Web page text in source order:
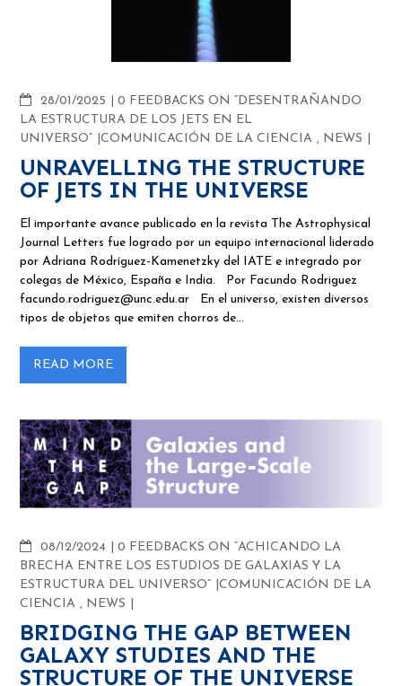
28/01/2025 COMMENTS
0 FEEDBACKS ON “DESENTRAÑANDO
LA ESTRUCTURA DE LOS JETS EN EL
UNIVERSO”
COMUNICACIÓN DE LA CIENCIA , NEWS
UNRAVELLING THE STRUCTURE
OF JETS IN THE UNIVERSE
El importante avance publicado en la revista The Astrophysical
Journal Letters fue logrado por un equipo internacional liderado
por Adriana Rodríguez-Kamenetzky del IATE e integrado por
colegas de México, España e India. Por Facundo Rodriguez
facundo.rodriguez@unc.edu.ar En el universo, existen diversos
tipos de objetos que emiten chorros de…
READ MORE
08/12/2024 COMMENTS
0 FEEDBACKS ON “ACHICANDO LA
BRECHA ENTRE LOS ESTUDIOS DE GALAXIAS Y LA
ESTRUCTURA DEL UNIVERSO”
COMUNICACIÓN DE LA
CIENCIA , NEWS
BRIDGING THE GAP BETWEEN
GALAXY STUDIES AND THE
STRUCTURE OF THE UNIVERSE